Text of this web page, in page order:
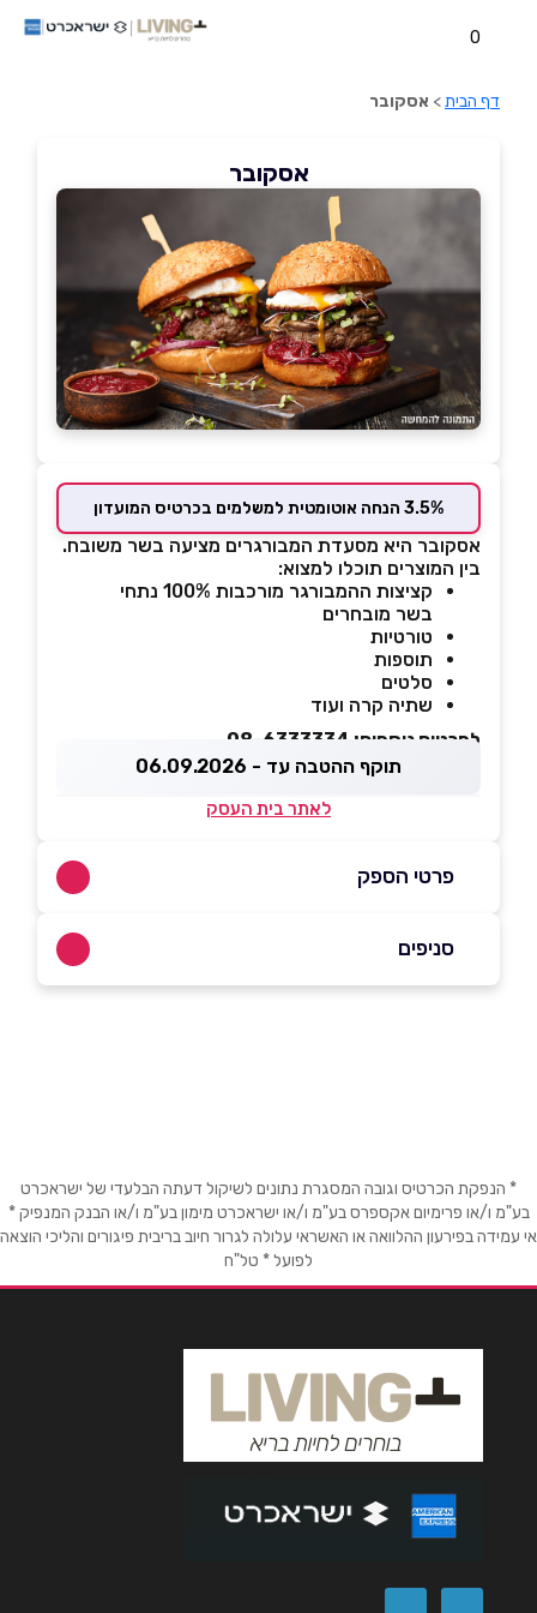
0
דף הבית> אסקובר
אסקובר
3.5% הנחה אוטומטית למשלמים בכרטיס המועדון
אסקובר היא מסעדת המבורגרים מציעה בשר משובח.
בין המוצרים תוכלו למצוא:
קציצות ההמבורגר מורכבות 100% נתחי
בשר מובחרים
טורטיות
תוספות
סלטים
שתיה קרה ועוד
לפרטים נוספים: 08-6333334
תוקף ההטבה עד - 06.09.2026
לאתר בית העסק
פרטי הספק
באתר בפייסבוק באינסטגרם
טלפון*
אנא חזרו אלי בקשר ל...
סניפים
* הנפקת הכרטיס וגובה המסגרת נתונים לשיקול דעתה הבלעדי של ישראכרט
בע"מ ו/או פרימיום אקספרס בע"מ ו/או ישראכרט מימון בע"מ ו/או הבנק המנפיק *
אי עמידה בפירעון ההלוואה או האשראי עלולה לגרור חיוב בריבית פיגורים והליכי הוצאה
לפועל * טל"ח